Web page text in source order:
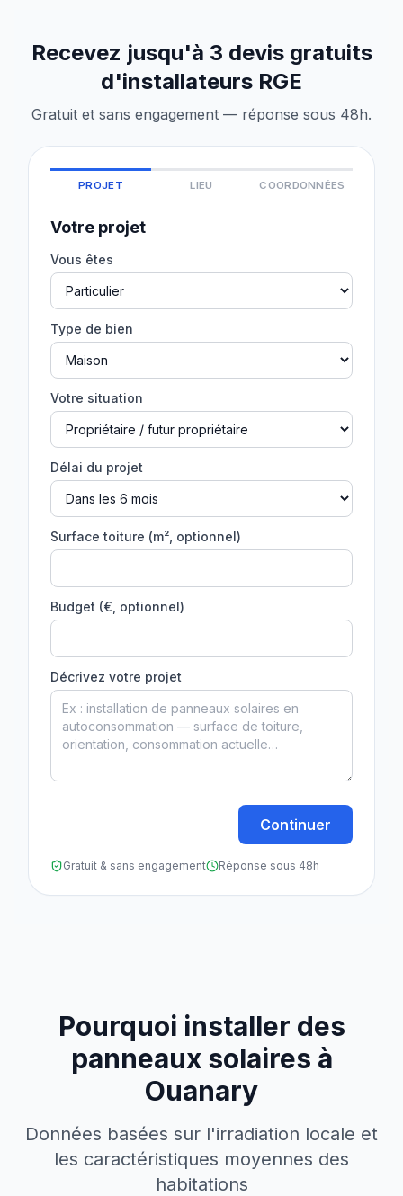
Recevez jusqu'à 3 devis gratuits
d'installateurs RGE
Gratuit et sans engagement — réponse sous 48h.
PROJET LIEU COORDONNÉES
Votre projet
Vous êtes
Type de bien
Votre situation
Délai du projet
Surface toiture (m², optionnel)
Budget (€, optionnel)
Décrivez votre projet
Continuer
Gratuit & sans engagement Réponse sous 48h
Pourquoi installer des
panneaux solaires à
Ouanary
Données basées sur l'irradiation locale et
les caractéristiques moyennes des
habitations